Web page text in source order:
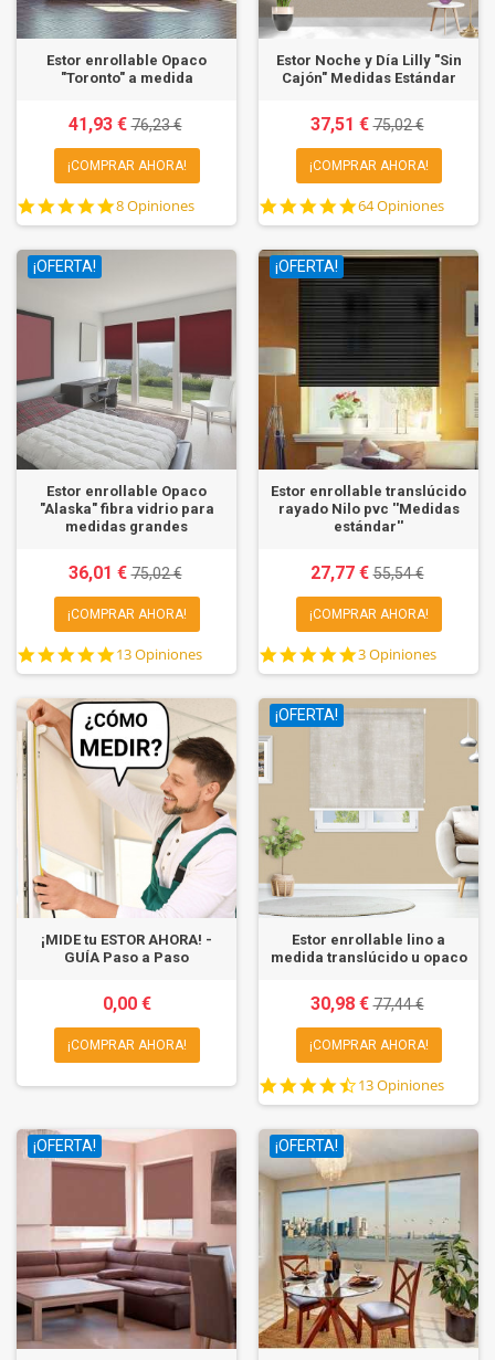
Estor enrollable Opaco
"Toronto" a medida
41,93 €76,23 €
¡COMPRAR AHORA!
4.8
star
8 Opiniones
Estor Noche y Día Lilly "Sin
Cajón" Medidas Estándar
37,51 €75,02 €
¡COMPRAR AHORA!
4.9
star
64 Opiniones
¡OFERTA!
Estor enrollable Opaco
"Alaska" fibra vidrio para
medidas grandes
36,01 €75,02 €
¡COMPRAR AHORA!
5.0
star
13 Opiniones
¡OFERTA!
Estor enrollable translúcido
rayado Nilo pvc ''Medidas
estándar''
27,77 €55,54 €
¡COMPRAR AHORA!
5.0
star
3 Opiniones
¡MIDE tu ESTOR AHORA! -
GUÍA Paso a Paso
0,00 €
¡COMPRAR AHORA!
¡OFERTA!
Estor enrollable lino a
medida translúcido u opaco
30,98 €77,44 €
¡COMPRAR AHORA!
4.6
star
13 Opiniones
¡OFERTA! ¡OFERTA!